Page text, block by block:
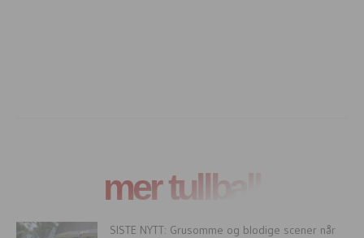
mer tullball
SISTE NYTT: Grusomme og blodige scener når